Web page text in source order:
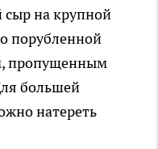
сыр на крупной
порубленной
пропущенным
большей
натереть